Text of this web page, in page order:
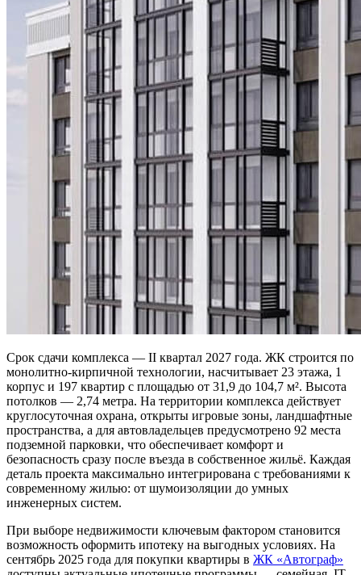
Срок сдачи комплекса — II квартал 2027 года. ЖК строится по
монолитно-кирпичной технологии, насчитывает 23 этажа, 1
корпус и 197 квартир с площадью от 31,9 до 104,7 м². Высота
потолков — 2,74 метра. На территории комплекса действует
круглосуточная охрана, открыты игровые зоны, ландшафтные
пространства, а для автовладельцев предусмотрено 92 места
подземной парковки, что обеспечивает комфорт и
безопасность сразу после въезда в собственное жильё. Каждая
деталь проекта максимально интегрирована с требованиями к
современному жилью: от шумоизоляции до умных
инженерных систем.
При выборе недвижимости ключевым фактором становится
возможность оформить ипотеку на выгодных условиях. На
сентябрь 2025 года для покупки квартиры в ЖК «Автограф»